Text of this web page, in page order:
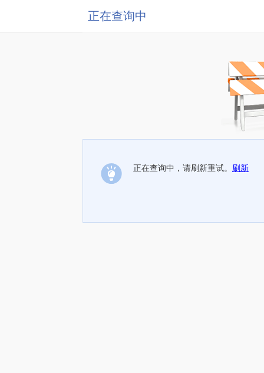
正在查询中
正在查询中，请刷新重试。 刷新